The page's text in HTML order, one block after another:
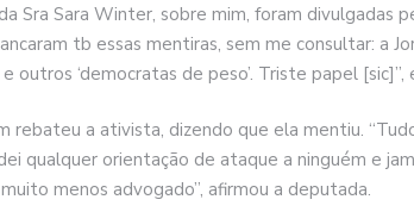
Sra Sara Winter, sobre mim, foram divulgadas
tb essas mentiras, sem me consultar: a
outros ‘democratas de peso’. Triste papel
rebateu a ativista, dizendo que ela mentiu.
qualquer orientação de ataque a ninguém e
menos advogado”, afirmou a deputada.